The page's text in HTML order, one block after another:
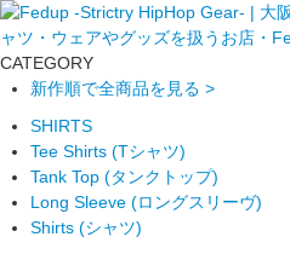
CATEGORY
新作順で全商品を見る >
SHIRTS
Tee Shirts (Tシャツ)
Tank Top (タンクトップ)
Long Sleeve (ロングスリーヴ)
Shirts (シャツ)